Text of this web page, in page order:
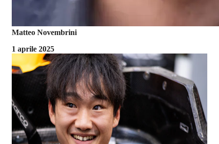
Matteo Novembrini
1 aprile 2025